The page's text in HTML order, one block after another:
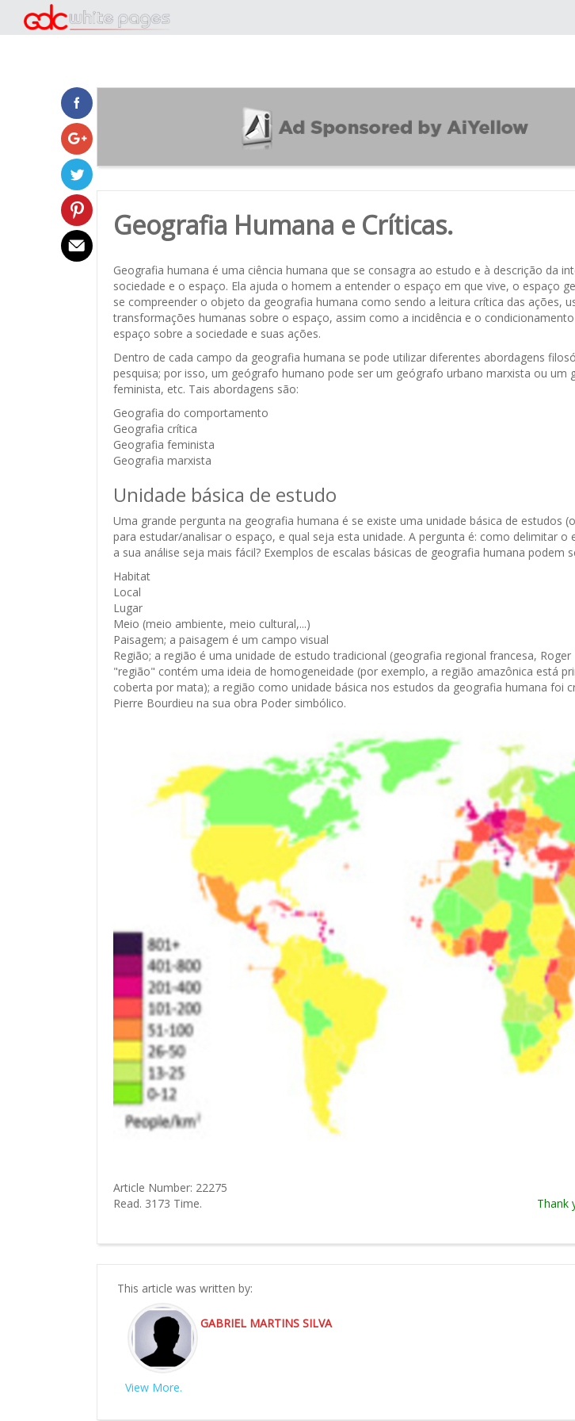
Geografia Humana e Críticas.
Geografia humana é uma ciência humana que se consagra ao estudo e à descrição da
sociedade e o espaço. Ela ajuda o homem a entender o espaço em que vive, o espaço
se compreender o objeto da geografia humana como sendo a leitura crítica das ações,
transformações humanas sobre o espaço, assim como a incidência e o
espaço sobre a sociedade e suas ações.
Dentro de cada campo da geografia humana se pode utilizar diferentes abordagens
pesquisa; por isso, um geógrafo humano pode ser um geógrafo urbano marxista ou um
feminista, etc. Tais abordagens são:
Geografia do comportamento
Geografia crítica
Geografia feminista
Geografia marxista
Unidade básica de estudo
Uma grande pergunta na geografia humana é se existe uma unidade básica de estudos
para estudar/analisar o espaço, e qual seja esta unidade. A pergunta é: como delimitar o
a sua análise seja mais fácil? Exemplos de escalas básicas de geografia humana podem
Habitat
Local
Lugar
Meio (meio ambiente, meio cultural,...)
Paisagem; a paisagem é um campo visual
Região; a região é uma unidade de estudo tradicional (geografia regional francesa, Roger
"região" contém uma ideia de homogeneidade (por exemplo, a região amazônica está
coberta por mata); a região como unidade básica nos estudos da geografia humana foi
Pierre Bourdieu na sua obra Poder simbólico.
Article Number: 22275
Read. 3173 Time.
Thank
This article was written by:
GABRIEL MARTINS SILVA
View More.